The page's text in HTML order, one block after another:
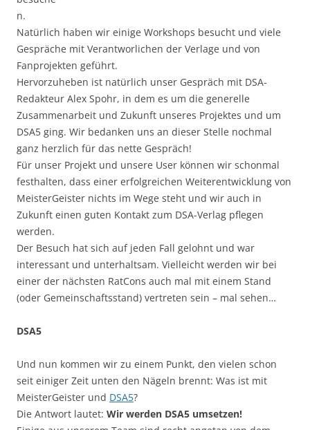
n.
Natürlich haben wir einige Workshops besucht und viele
Gespräche mit Verantworlichen der Verlage und von
Fanprojekten geführt.
Hervorzuheben ist natürlich unser Gespräch mit DSA-
Redakteur Alex Spohr, in dem es um die generelle
Zusammenarbeit und Zukunft unseres Projektes und um
DSA5 ging. Wir bedanken uns an dieser Stelle nochmal
ganz herzlich für das nette Gespräch!
Für unser Projekt und unsere User können wir schonmal
festhalten, dass einer erfolgreichen Weiterentwicklung von
MeisterGeister nichts im Wege steht und wir auch in
Zukunft einen guten Kontakt zum DSA-Verlag pflegen
werden.
Der Besuch hat sich auf jeden Fall gelohnt und war
interessant und unterhaltsam. Vielleicht werden wir bei
einer der nächsten RatCons auch mal mit einem Stand
(oder Gemeinschaftsstand) vertreten sein – mal sehen…
DSA5
Und nun kommen wir zu einem Punkt, den vielen schon
seit einiger Zeit unten den Nägeln brennt: Was ist mit
MeisterGeister und DSA5?
Die Antwort lautet: Wir werden DSA5 umsetzen!